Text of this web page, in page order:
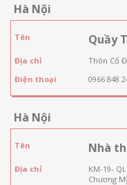
Hà Nội
Tên Quầy
Địa chỉ
Thôn Cổ
Điện thoại
0966 848
Hà Nội
Tên Nhà
Địa chỉ
KM-19-
Chương